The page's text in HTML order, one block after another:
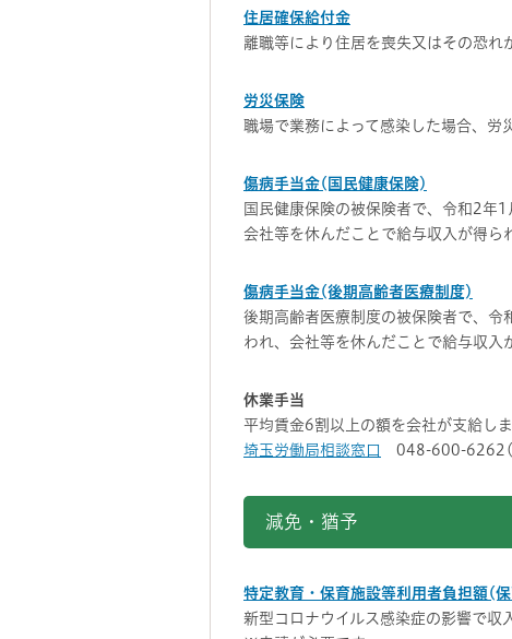
住居確保給付金
離職等により住居を喪失又はその恐れ
労災保険
職場で業務によって感染した場合、労
傷病手当金(国民健康保険)
国民健康保険の被保険者で、令和2年
会社等を休んだことで給与収入が得ら
傷病手当金(後期高齢者医療制度)
後期高齢者医療制度の被保険者で、
われ、会社等を休んだことで給与収入
休業手当
平均賃金6割以上の額を会社が支給しま
埼玉労働局相談窓口
048-600-6262(
減免・猶予
特定教育・保育施設等利用者負担額(
新型コロナウイルス感染症の影響で